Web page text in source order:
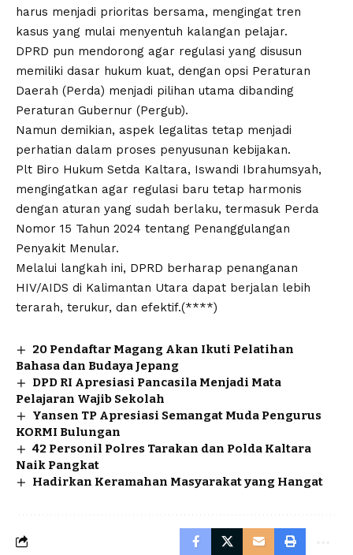
harus menjadi prioritas bersama, mengingat tren
kasus yang mulai menyentuh kalangan pelajar.
DPRD pun mendorong agar regulasi yang disusun
memiliki dasar hukum kuat, dengan opsi Peraturan
Daerah (Perda) menjadi pilihan utama dibanding
Peraturan Gubernur (Pergub).
Namun demikian, aspek legalitas tetap menjadi
perhatian dalam proses penyusunan kebijakan.
Plt Biro Hukum Setda Kaltara, Iswandi Ibrahumsyah,
mengingatkan agar regulasi baru tetap harmonis
dengan aturan yang sudah berlaku, termasuk Perda
Nomor 15 Tahun 2024 tentang Penanggulangan
Penyakit Menular.
Melalui langkah ini, DPRD berharap penanganan
HIV/AIDS di Kalimantan Utara dapat berjalan lebih
terarah, terukur, dan efektif.(****)
20 Pendaftar Magang Akan Ikuti Pelatihan
Bahasa dan Budaya Jepang
DPD RI Apresiasi Pancasila Menjadi Mata
Pelajaran Wajib Sekolah
Yansen TP Apresiasi Semangat Muda Pengurus
KORMI Bulungan
42 Personil Polres Tarakan dan Polda Kaltara
Naik Pangkat
Hadirkan Keramahan Masyarakat yang Hangat